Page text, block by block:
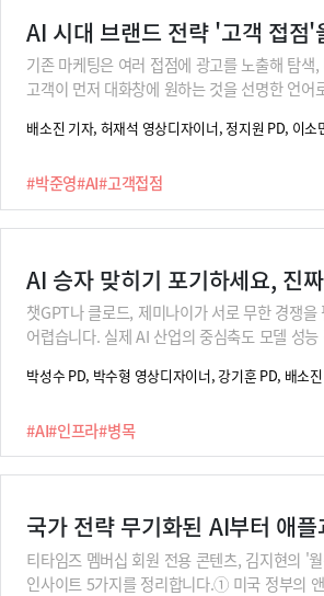
AI 시대 브랜드 전략 '고객 접점'
#박준영#AI#고객접점
기존 마케팅은 여러 접점에 광고를 노출해 탐
고객이 먼저 대화창에 원하는 것을 선명한 언
전히 뒤바뀐 AI와의 대화 맥락에서 우리 브랜드
배소진 기자, 허재석 영상디자이너, 정지원 PD, 이소
AI 승자 맞히기 포기하세요, 진
#AI#인프라#병목
챗GPT나 클로드, 제미나이가 서로 무한 경쟁
어렵습니다. 실제 AI 산업의 중심축도 모델 성
자가 우리나라 국가 예산을 뛰어넘는 약 7,520
박성수 PD, 박수형 영상디자이너, 강기훈 PD, 배소
티타임즈 멤버십 회원 전용 콘텐츠, 김지현의 '
인사이트 5가지를 정리합니다.① 미국 정부의